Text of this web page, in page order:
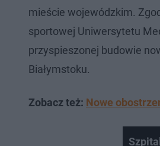
mieście wojewódzkim.
sportowej Uniwersytetu
przyspieszonej budowie
Białymstoku.
Zobacz też: Nowe